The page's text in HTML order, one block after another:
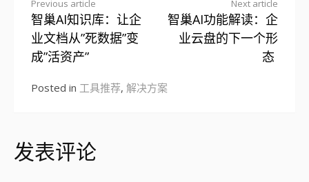
Continue
Reading
Previous article
智巢AI知识库：让企
业文档从”死数据”变
成”活资产”
Next article
智巢AI功能解读：企
业云盘的下一个形
态
Posted in 工具推荐, 解决方案
发表评论